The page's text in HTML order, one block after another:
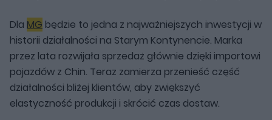
Dla MG będzie to jedna z najważniejszych inwestycji w
historii działalności na Starym Kontynencie. Marka
przez lata rozwijała sprzedaż głównie dzięki importowi
pojazdów z Chin. Teraz zamierza przenieść część
działalności bliżej klientów, aby zwiększyć
elastyczność produkcji i skrócić czas dostaw.